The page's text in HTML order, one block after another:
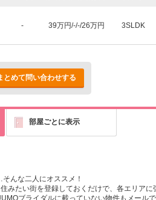
- 39万円/-/-/26万円 3SLDK
とめて問い合わせする
部屋ごとに表示
んな二人にオススメ！
住みたい街を登録しておくだけで、各エリアに
ブライダルに載っていない物件も メール